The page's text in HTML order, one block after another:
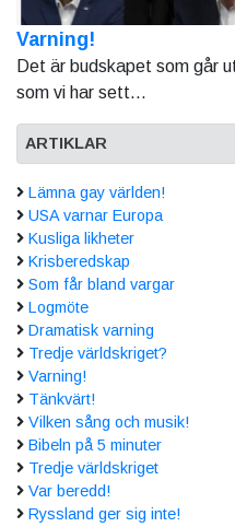
Varning!
Det är budskapet som går
som vi har sett...
ARTIKLAR
Lämna gay världen!
USA varnar Europa
Kusliga likheter
Krisberedskap
Som får bland vargar
Logmöte
Dramatisk varning
Tredje världskriget?
Varning!
Tänkvärt!
Vilken sång och musik!
Bibeln på 5 minuter
Tredje världskriget
Var beredd!
Ryssland ger sig inte!